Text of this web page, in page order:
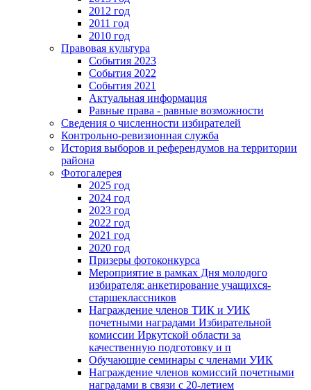
2012 год
2011 год
2010 год
Правовая культура
События 2023
События 2022
События 2021
Актуальная информация
Равные права - равные возможности
Сведения о численности избирателей
Контрольно-ревизионная служба
История выборов и референдумов на территории
района
Фотогалерея
2025 год
2024 год
2023 год
2022 год
2021 год
2020 год
Призеры фотоконкурса
Мероприятие в рамках Дня молодого
избирателя: анкетирование учащихся-
старшеклассников
Награждение членов ТИК и УИК
почетными наградами Избирательной
комиссии Иркутской области за
качественную подготовку и п
Обучающие семинары с членами УИК
Награждение членов комиссий почетными
наградами в связи с 20-летием